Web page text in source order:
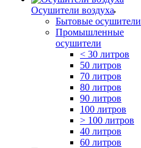
Осушители воздуха
Бытовые осушители
Промышленные
осушители
< 30 литров
50 литров
70 литров
80 литров
90 литров
100 литров
> 100 литров
40 литров
60 литров